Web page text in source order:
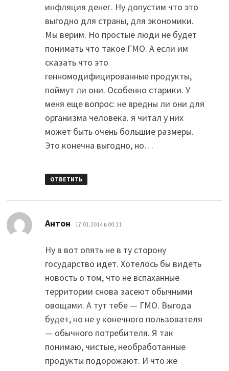
инфляция денег. Ну допустим что это
выгодно для страны, для экономики.
Мы верим. Но простые люди не будет
понимать что такое ГМО. А если им
сказать что это
генномодифицированные продукты,
поймут ли они. Особенно старики. У
меня еще вопрос: не вредны ли они для
организма человека. я читал у них
может быть очень большие размеры.
Это конечна выгодно, но…
ОТВЕТИТЬ
Антон 17.01.2014 в 00:11
Ну в вот опять не в ту сторону
государство идет. Хотелось бы видеть
новость о том, что не вспаханные
территории снова засеют обычными
овощами. А тут тебе — ГМО. Выгода
будет, но не у конечного пользователя
— обычного потребителя. Я так
понимаю, чистые, необработанные
продукты подорожают. И что же